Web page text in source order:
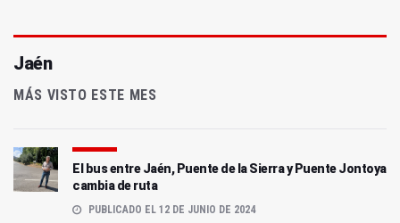
Jaén
MÁS VISTO ESTE MES
El bus entre Jaén, Puente de la Sierra y Puente Jontoya
cambia de ruta
PUBLICADO EL 12 DE JUNIO DE 2024